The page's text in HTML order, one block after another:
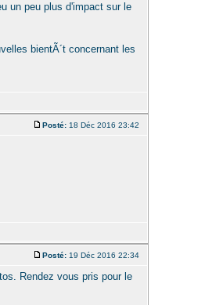
un peu plus d'impact sur le
bientÃ´t concernant les
Posté: 18 Déc 2016 23:42
Posté: 19 Déc 2016 22:34
Rendez vous pris pour le